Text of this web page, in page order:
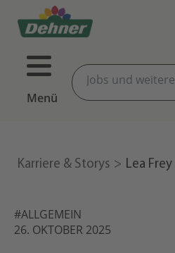
Menü
Karriere & Storys Lea Frey
#ALLGEMEIN
26. OKTOBER 2025